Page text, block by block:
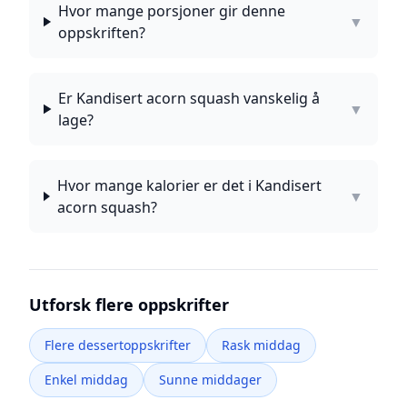
Hvor mange porsjoner gir denne
oppskriften?
▼
Er Kandisert acorn squash vanskelig å
lage?
▼
Hvor mange kalorier er det i Kandisert
acorn squash?
▼
Utforsk flere oppskrifter
Flere dessertoppskrifter
Rask middag
Enkel middag
Sunne middager